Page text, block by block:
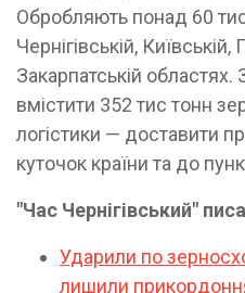
Обробляють понад 60
Чернігівській, Київській,
Закарпатській
вмістити 352 тис тонн
логістики — доставити
куточок країни та до
"Час Чернігівський"
Ударили по
лишили